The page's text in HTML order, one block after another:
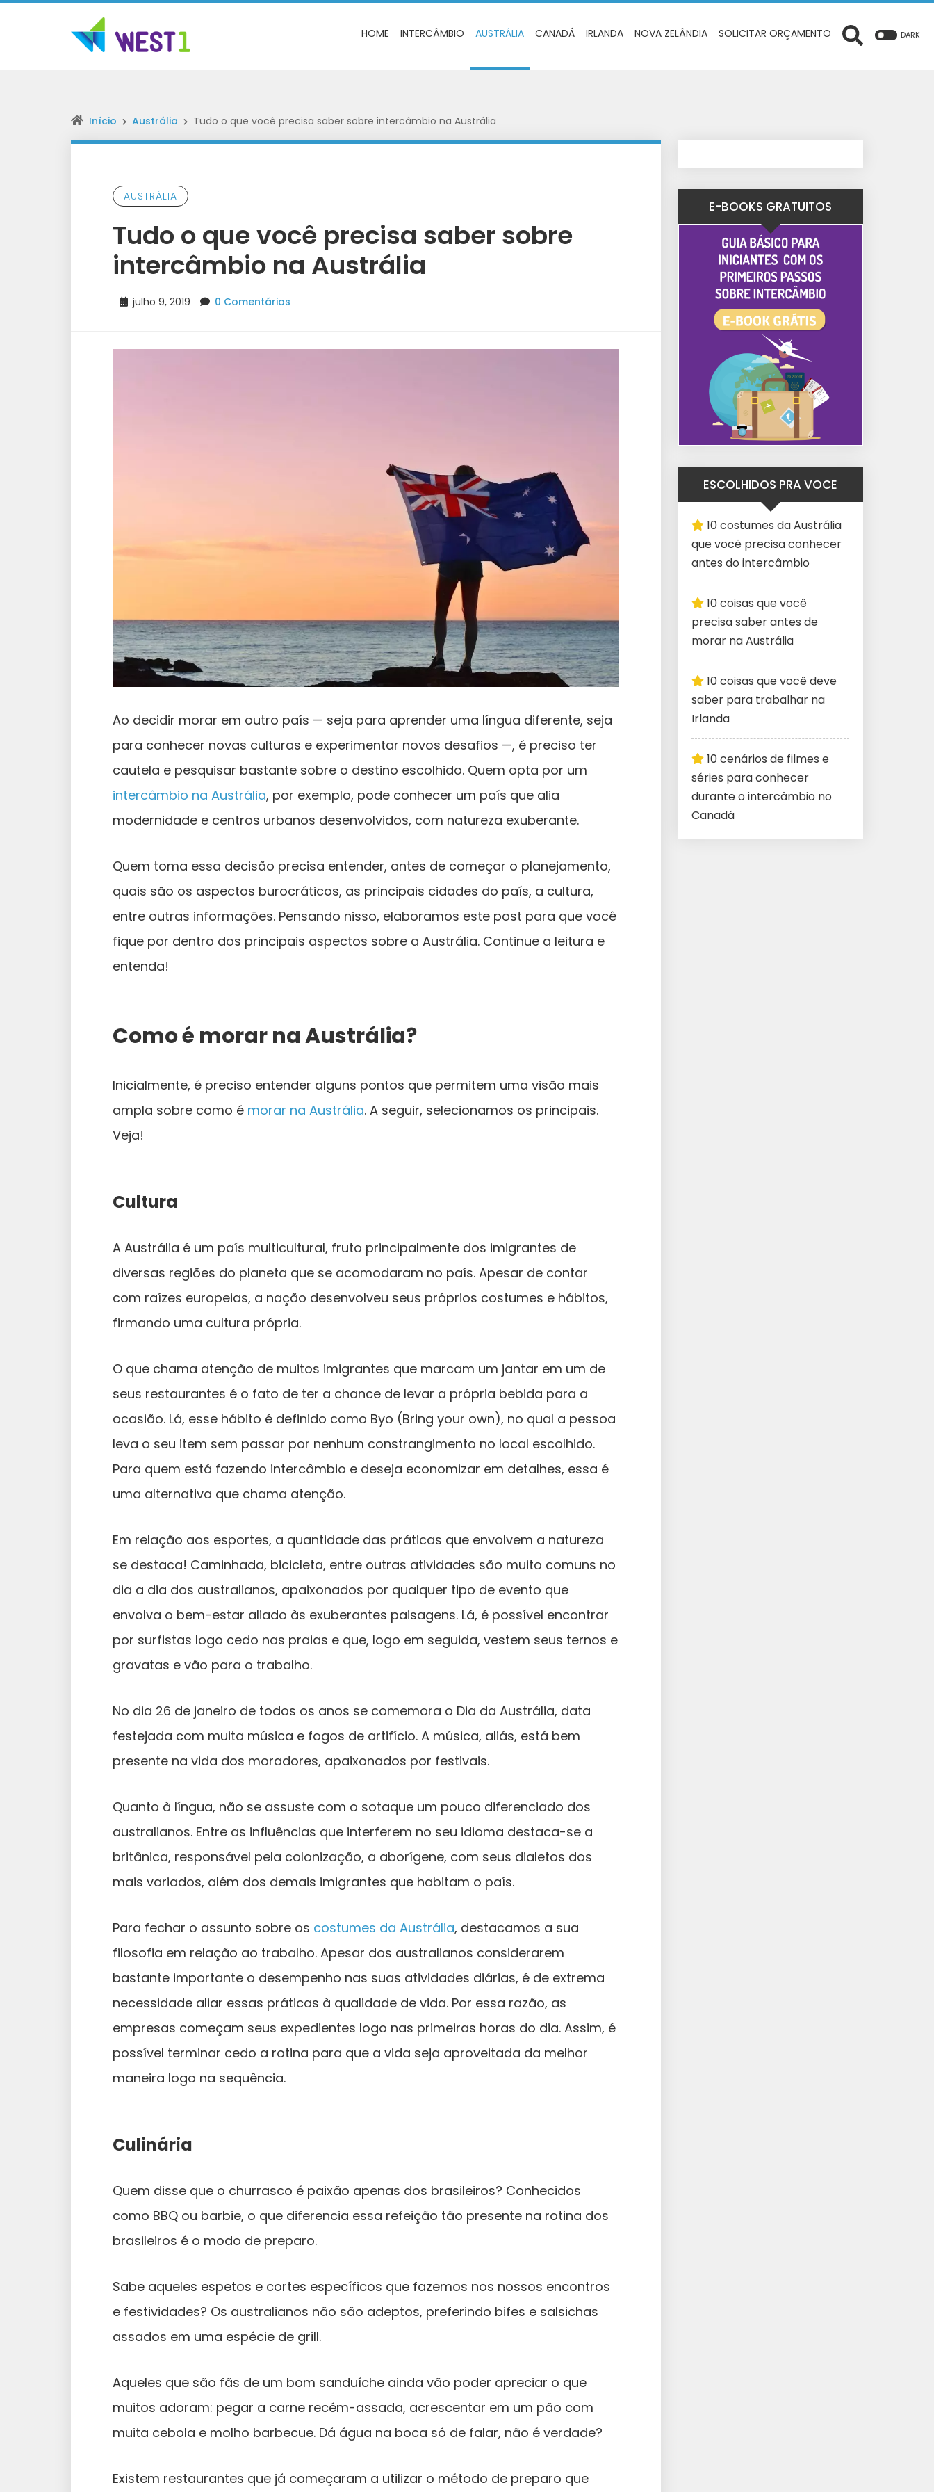
HOME INTERCÂMBIO AUSTRÁLIA CANADÁ IRLANDA NOVA ZELÂNDIA SOLICITAR ORÇAMENTO DARK
Início Austrália Tudo o que você precisa saber sobre intercâmbio na Austrália
AUSTRÁLIA
Tudo o que você precisa saber sobre
intercâmbio na Austrália
julho 9, 2019 0 Comentários
Ao decidir morar em outro país — seja para aprender uma língua diferente, seja
para conhecer novas culturas e experimentar novos desafios —, é preciso ter
cautela e pesquisar bastante sobre o destino escolhido. Quem opta por um
intercâmbio na Austrália, por exemplo, pode conhecer um país que alia
modernidade e centros urbanos desenvolvidos, com natureza exuberante.
Quem toma essa decisão precisa entender, antes de começar o planejamento,
quais são os aspectos burocráticos, as principais cidades do país, a cultura,
entre outras informações. Pensando nisso, elaboramos este post para que você
fique por dentro dos principais aspectos sobre a Austrália. Continue a leitura e
entenda!
Como é morar na Austrália?
Inicialmente, é preciso entender alguns pontos que permitem uma visão mais
ampla sobre como é morar na Austrália. A seguir, selecionamos os principais.
Veja!
Cultura
A Austrália é um país multicultural, fruto principalmente dos imigrantes de
diversas regiões do planeta que se acomodaram no país. Apesar de contar
com raízes europeias, a nação desenvolveu seus próprios costumes e hábitos,
firmando uma cultura própria.
O que chama atenção de muitos imigrantes que marcam um jantar em um de
seus restaurantes é o fato de ter a chance de levar a própria bebida para a
ocasião. Lá, esse hábito é definido como Byo (Bring your own), no qual a pessoa
leva o seu item sem passar por nenhum constrangimento no local escolhido.
Para quem está fazendo intercâmbio e deseja economizar em detalhes, essa é
uma alternativa que chama atenção.
Em relação aos esportes, a quantidade das práticas que envolvem a natureza
se destaca! Caminhada, bicicleta, entre outras atividades são muito comuns no
dia a dia dos australianos, apaixonados por qualquer tipo de evento que
envolva o bem-estar aliado às exuberantes paisagens. Lá, é possível encontrar
por surfistas logo cedo nas praias e que, logo em seguida, vestem seus ternos e
gravatas e vão para o trabalho.
No dia 26 de janeiro de todos os anos se comemora o Dia da Austrália, data
festejada com muita música e fogos de artifício. A música, aliás, está bem
presente na vida dos moradores, apaixonados por festivais.
Quanto à língua, não se assuste com o sotaque um pouco diferenciado dos
australianos. Entre as influências que interferem no seu idioma destaca-se a
britânica, responsável pela colonização, a aborígene, com seus dialetos dos
mais variados, além dos demais imigrantes que habitam o país.
Para fechar o assunto sobre os costumes da Austrália, destacamos a sua
filosofia em relação ao trabalho. Apesar dos australianos considerarem
bastante importante o desempenho nas suas atividades diárias, é de extrema
necessidade aliar essas práticas à qualidade de vida. Por essa razão, as
empresas começam seus expedientes logo nas primeiras horas do dia. Assim, é
possível terminar cedo a rotina para que a vida seja aproveitada da melhor
maneira logo na sequência.
Culinária
Quem disse que o churrasco é paixão apenas dos brasileiros? Conhecidos
como BBQ ou barbie, o que diferencia essa refeição tão presente na rotina dos
brasileiros é o modo de preparo.
Sabe aqueles espetos e cortes específicos que fazemos nos nossos encontros
e festividades? Os australianos não são adeptos, preferindo bifes e salsichas
assados em uma espécie de grill.
Aqueles que são fãs de um bom sanduíche ainda vão poder apreciar o que
muitos adoram: pegar a carne recém-assada, acrescentar em um pão com
muita cebola e molho barbecue. Dá água na boca só de falar, não é verdade?
Existem restaurantes que já começaram a utilizar o método de preparo que
E-BOOKS GRATUITOS
ESCOLHIDOS PRA VOCE
10 costumes da Austrália
que você precisa conhecer
antes do intercâmbio
10 coisas que você
precisa saber antes de
morar na Austrália
10 coisas que você deve
saber para trabalhar na
Irlanda
10 cenários de filmes e
séries para conhecer
durante o intercâmbio no
Canadá